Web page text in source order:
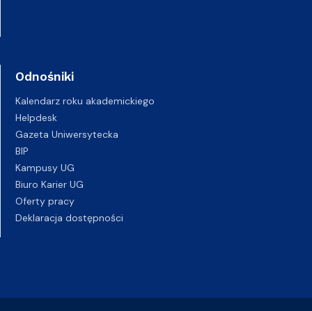
Odnośniki
Kalendarz roku akademickiego
Helpdesk
Gazeta Uniwersytecka
BIP
Kampusy UG
Biuro Karier UG
Oferty pracy
Deklaracja dostępności